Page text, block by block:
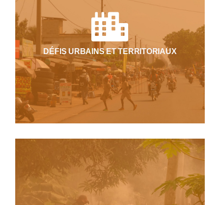
DÉFIS URBAINS ET TERRITORIAUX
planification territoriale, de maitrise d’œuvre
urbaine et sociale, d’investissements
municipaux, de finances et fiscalités locales et
de gestion des patrimoines et services.
L’objectif est de bâtir des villes et territoires
plus inclusifs, organisés et résilients,
contribuant au mieux vivre durable de leurs
habitants.
Nous contribuons à la mise en place de
systèmes efficaces de collecte, de tri et de
valorisation des déchets, afin de réduire la